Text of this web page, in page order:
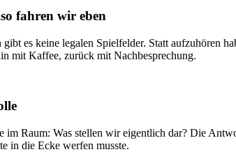
fahren wir eben
es keine legalen Spielfelder. Statt aufzuhören
mit Kaffee, zurück mit Nachbesprechung.
im Raum: Was stellen wir eigentlich dar? Die
in die Ecke werfen musste.